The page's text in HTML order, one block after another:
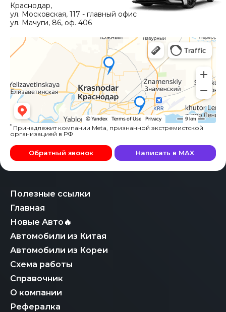
Полезные ссылки
Главная
Новые Авто🔥
Автомобили из Китая
Автомобили из Кореи
Схема работы
Справочник
О компании
Рефералка
Краснодар,
ул. Московская, 117 - главный офис
ул. Мачуги, 86, оф. 406
* Принадлежит компании Meta, признанной экстремистской
организацией в РФ
Обратный звонок Написать в MAX